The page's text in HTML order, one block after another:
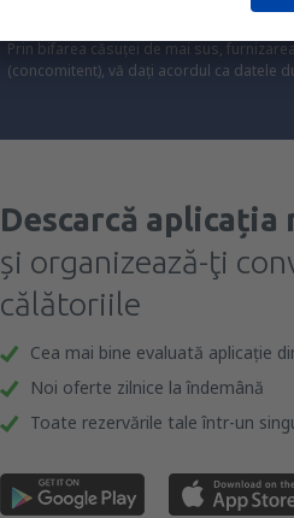
Prin bifarea căsuței de mai sus,
(concomitent), vă dați acordul ca datele
Descarcă aplicația
și organizează-ţi
călătoriile
Cea mai bine evaluată aplicație
Noi oferte zilnice la îndemână
Toate rezervările tale într-un